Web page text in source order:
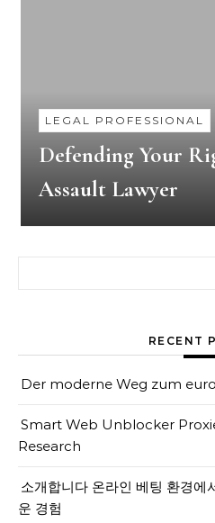
LEGAL PROFESSIONAL
Defending Your
Assault Lawyer
RECENT
Der moderne Weg zum
Smart Web Unblocker
Research
소개합니다 온라인 베팅 환경에
운 경험